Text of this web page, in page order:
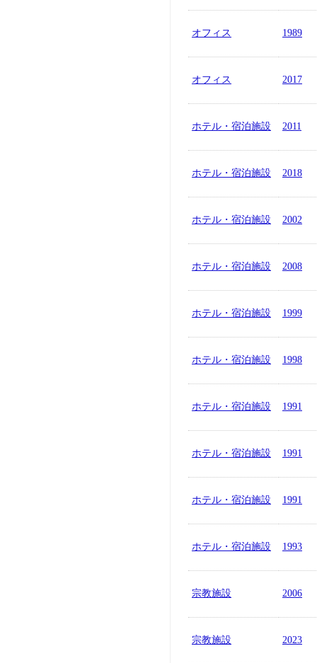
オフィス 1989
オフィス 2017
ホテル・宿泊施設 2011
ホテル・宿泊施設 2018
ホテル・宿泊施設 2002
ホテル・宿泊施設 2008
ホテル・宿泊施設 1999
ホテル・宿泊施設 1998
ホテル・宿泊施設 1991
ホテル・宿泊施設 1991
ホテル・宿泊施設 1991
ホテル・宿泊施設 1993
宗教施設 2006
宗教施設 2023